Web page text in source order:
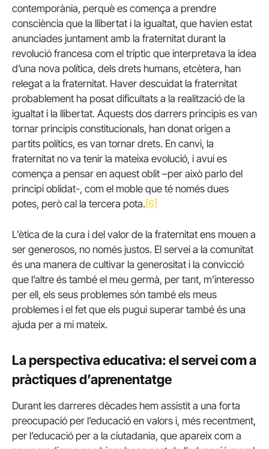
contemporània, perquè es comença a prendre
consciència que la llibertat i la igualtat, que havien estat
anunciades juntament amb la fraternitat durant la
revolució francesa com el tríptic que interpretava la idea
d’una nova política, dels drets humans, etcètera, han
relegat a la fraternitat. Haver descuidat la fraternitat
probablement ha posat dificultats a la realització de la
igualtat i la llibertat. Aquests dos darrers principis es van
tornar principis constitucionals, han donat origen a
partits polítics, es van tornar drets. En canvi, la
fraternitat no va tenir la mateixa evolució, i avui es
comença a pensar en aquest oblit –per això parlo del
principi oblidat-, com el moble que té només dues
potes, però cal la tercera pota. [6]
L’ètica de la cura i del valor de la fraternitat ens mouen a
ser generosos, no només justos. El servei a la comunitat
és una manera de cultivar la generositat i la convicció
que l’altre és també el meu germà, per tant, m’interesso
per ell, els seus problemes són també els meus
problemes i el fet que els pugui superar també és una
ajuda per a mi mateix.
La perspectiva educativa: el servei com a
pràctiques d’aprenentatge
Durant les darreres dècades hem assistit a una forta
preocupació per l’educació en valors i, més recentment,
per l’educació per a la ciutadania, que apareix com a